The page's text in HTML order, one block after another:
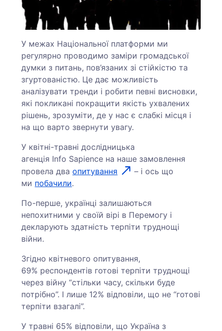
У межах Національної платформи ми
регулярно проводимо заміри громадської
думки з питань, пов’язаних зі стійкістю та
згуртованістю. Це дає можливість
аналізувати тренди і робити певні висновки,
які покликані покращити якість ухвалених
рішень, зрозуміти, де у нас є слабкі місця і
на що варто звернути увагу.
У квітні-травні дослідницька
агенція Info Sapience на наше замовлення
провела дваопитування
– і ось що
ми побачили.
По-перше, українці залишаються
непохитними у своїй вірі в Перемогу і
декларують здатність терпіти труднощі
війни.
Згідно квітневого опитування,
69% респондентів готові терпіти труднощі
через війну “стільки часу, скільки буде
потрібно”. І лише 12% відповіли, що не “готові
терпіти взагалі”.
У травні 65% відповіли, що Україна з